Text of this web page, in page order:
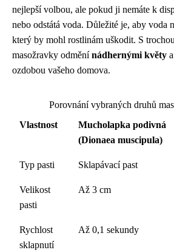
nejlepší volbou, ale pokud ji nemáte k
nebo odstátá voda. Důležité je, aby voda
který by mohl rostlinám uškodit. S
masožravky odměnínádhernými květy
ozdobou vašeho domova.
Porovnání vybraných druhů
Vlastnost
Mucholapka podivná
(Dionaea muscipula)
Typ pasti Sklapávací past
Velikost
pasti
Až 3 cm
Rychlost
sklapnutí
Až 0,1 sekundy